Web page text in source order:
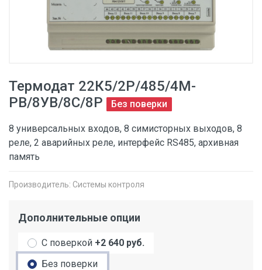
Термодат 22К5/2Р/485/4М-
PB/8УВ/8С/8Р
Без поверки
8 универсальных входов, 8 симисторных выходов, 8
реле, 2 аварийных реле, интерфейс RS485, архивная
память
Производитель: Системы контроля
Дополнительные опции
С поверкой +2 640 руб.
Без поверки